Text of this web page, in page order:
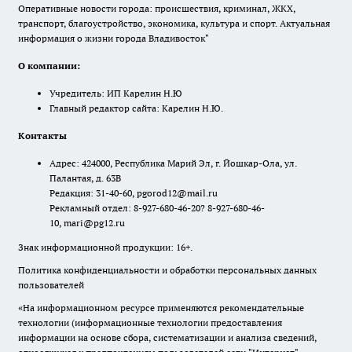
Оперативные новости города: происшествия, криминал, ЖКХ,
транспорт, благоустройство, экономика, культура и спорт. Актуальная
информация о жизни города Владивосток"
О компании:
Учредитель: ИП Карелин Н.Ю
Главный редактор сайта: Карелин Н.Ю.
Контакты
Адрес: 424000, Республика Марий Эл, г. Йошкар-Ола, ул.
Палантая, д. 63В
Редакция: 31-40-60, pgorod12@mail.ru
Рекламный отдел: 8-927-680-46-20? 8-927-680-46-
10, mari@pg12.ru
Знак информационной продукции: 16+.
Политика конфиденциальности и обработки персональных данных
пользователей
«На информационном ресурсе применяются рекомендательные
технологии (информационные технологии предоставления
информации на основе сбора, систематизации и анализа сведений,